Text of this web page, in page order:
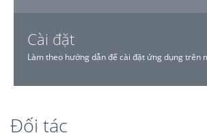
Cài đặt
Làm theo hướng dẫn để cài đặt ứng dụng trên
Đối tác